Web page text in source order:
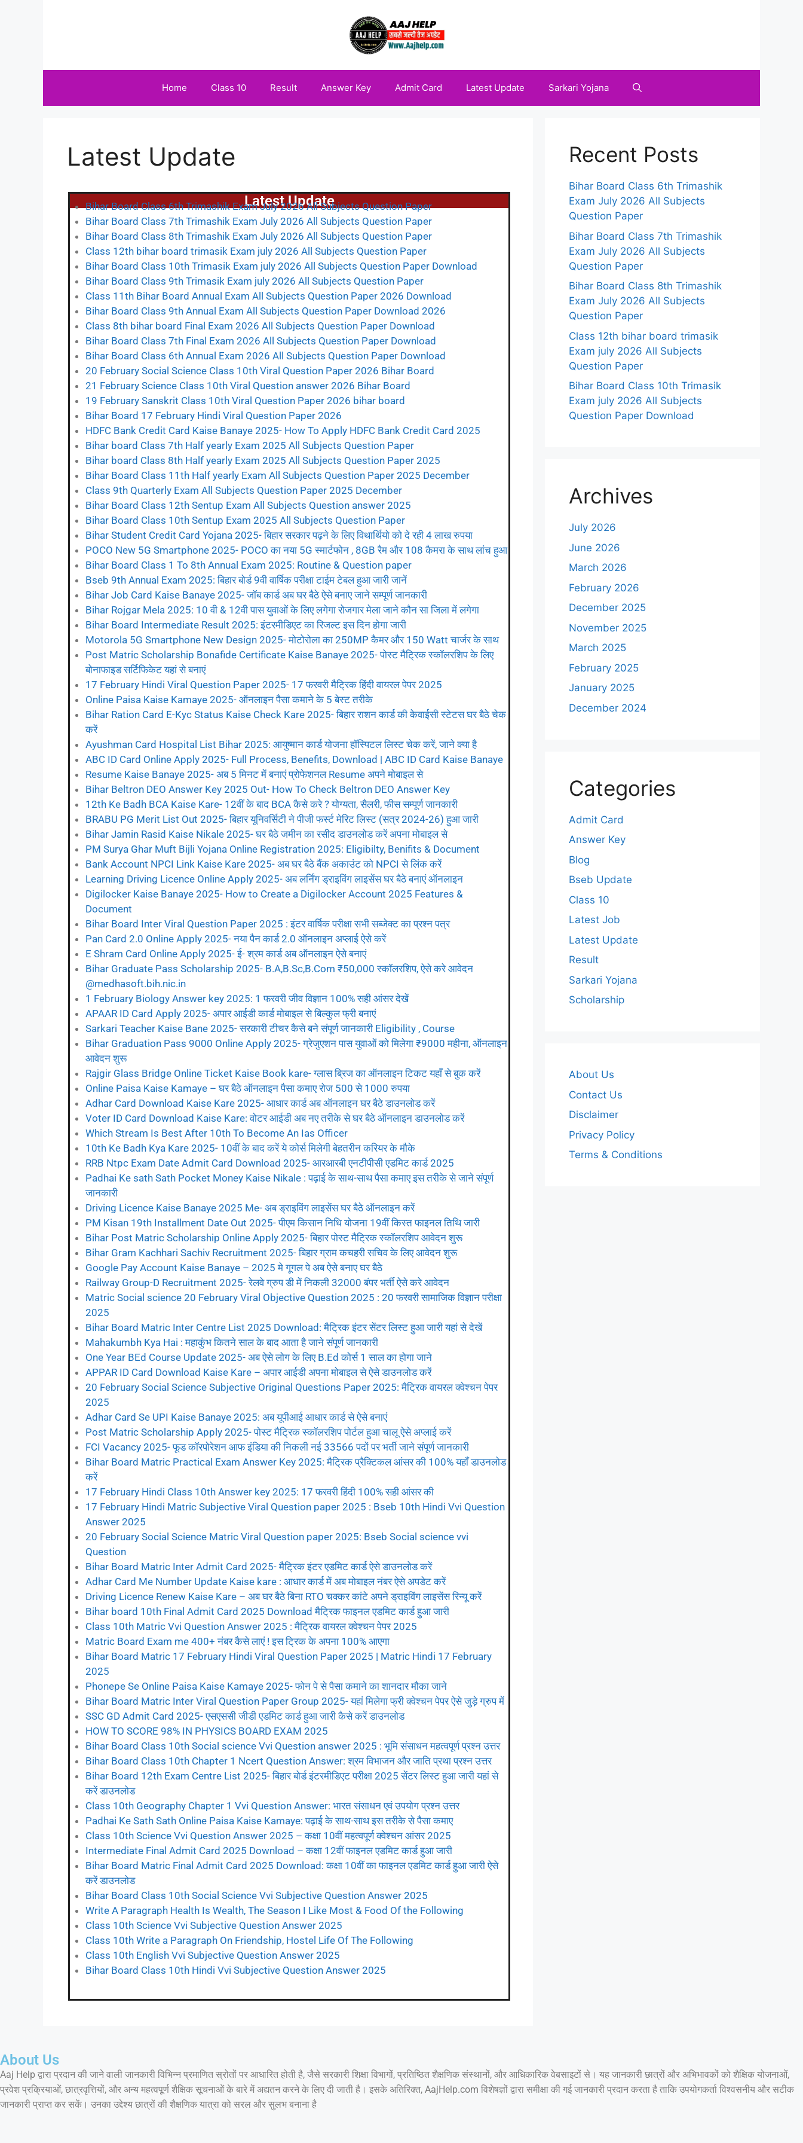
Home Class 10 Result Answer Key Admit Card Latest Update Sarkari Yojana
Latest Update
Latest Update
Bihar Board Class 6th Trimashik Exam July 2026 All Subjects Question Paper
Bihar Board Class 7th Trimashik Exam July 2026 All Subjects Question Paper
Bihar Board Class 8th Trimashik Exam July 2026 All Subjects Question Paper
Class 12th bihar board trimasik Exam july 2026 All Subjects Question Paper
Bihar Board Class 10th Trimasik Exam july 2026 All Subjects Question Paper Download
Bihar Board Class 9th Trimasik Exam july 2026 All Subjects Question Paper
Class 11th Bihar Board Annual Exam All Subjects Question Paper 2026 Download
Bihar Board Class 9th Annual Exam All Subjects Question Paper Download 2026
Class 8th bihar board Final Exam 2026 All Subjects Question Paper Download
Bihar Board Class 7th Final Exam 2026 All Subjects Question Paper Download
Bihar Board Class 6th Annual Exam 2026 All Subjects Question Paper Download
20 February Social Science Class 10th Viral Question Paper 2026 Bihar Board
21 February Science Class 10th Viral Question answer 2026 Bihar Board
19 February Sanskrit Class 10th Viral Question Paper 2026 bihar board
Bihar Board 17 February Hindi Viral Question Paper 2026
HDFC Bank Credit Card Kaise Banaye 2025- How To Apply HDFC Bank Credit Card 2025
Bihar board Class 7th Half yearly Exam 2025 All Subjects Question Paper
Bihar board Class 8th Half yearly Exam 2025 All Subjects Question Paper 2025
Bihar Board Class 11th Half yearly Exam All Subjects Question Paper 2025 December
Class 9th Quarterly Exam All Subjects Question Paper 2025 December
Bihar Board Class 12th Sentup Exam All Subjects Question answer 2025
Bihar Board Class 10th Sentup Exam 2025 All Subjects Question Paper
Bihar Student Credit Card Yojana 2025- बिहार सरकार पढ़ने के लिए विथार्थियो को दे रही 4 लाख रुपया
POCO New 5G Smartphone 2025- POCO का नया 5G स्मार्टफोन , 8GB रैम और 108 कैमरा के साथ लांच हुआ
Bihar Board Class 1 To 8th Annual Exam 2025: Routine & Question paper
Bseb 9th Annual Exam 2025: बिहार बोर्ड 9वी वार्षिक परीक्षा टाईम टेबल हुआ जारी जानें
Bihar Job Card Kaise Banaye 2025- जॉब कार्ड अब घर बैठे ऐसे बनाए जाने सम्पूर्ण जानकारी
Bihar Rojgar Mela 2025: 10 वी & 12वी पास युवाओं के लिए लगेगा रोजगार मेला जाने कौन सा जिला में लगेगा
Bihar Board Intermediate Result 2025: इंटरमीडिएट का रिजल्ट इस दिन होगा जारी
Motorola 5G Smartphone New Design 2025- मोटोरोला का 250MP कैमर और 150 Watt चार्जर के साथ
Post Matric Scholarship Bonafide Certificate Kaise Banaye 2025- पोस्ट मैट्रिक स्कॉलरशिप के लिए
बोनाफाइड सर्टिफिकेट यहां से बनाएं
17 February Hindi Viral Question Paper 2025- 17 फरवरी मैट्रिक हिंदी वायरल पेपर 2025
Online Paisa Kaise Kamaye 2025- ऑनलाइन पैसा कमाने के 5 बेस्ट तरीके
Bihar Ration Card E-Kyc Status Kaise Check Kare 2025- बिहार राशन कार्ड की केवाईसी स्टेटस घर बैठे चेक
करें
Ayushman Card Hospital List Bihar 2025: आयुष्मान कार्ड योजना हॉस्पिटल लिस्ट चेक करें, जाने क्या है
ABC ID Card Online Apply 2025- Full Process, Benefits, Download | ABC ID Card Kaise Banaye
Resume Kaise Banaye 2025- अब 5 मिनट में बनाएं प्रोफेशनल Resume अपने मोबाइल से
Bihar Beltron DEO Answer Key 2025 Out- How To Check Beltron DEO Answer Key
12th Ke Badh BCA Kaise Kare- 12वीं के बाद BCA कैसे करे ? योग्यता, सैलरी, फीस सम्पूर्ण जानकारी
BRABU PG Merit List Out 2025- बिहार यूनिवर्सिटी ने पीजी फर्स्ट मेरिट लिस्ट (सत्र 2024-26) हुआ जारी
Bihar Jamin Rasid Kaise Nikale 2025- घर बैठे जमीन का रसीद डाउनलोड करें अपना मोबाइल से
PM Surya Ghar Muft Bijli Yojana Online Registration 2025: Eligibilty, Benifits & Document
Bank Account NPCI Link Kaise Kare 2025- अब घर बैठे बैंक अकाउंट को NPCI से लिंक करें
Learning Driving Licence Online Apply 2025- अब लर्निंग ड्राइविंग लाइसेंस घर बैठे बनाएं ऑनलाइन
Digilocker Kaise Banaye 2025- How to Create a Digilocker Account 2025 Features &
Document
Bihar Board Inter Viral Question Paper 2025 : इंटर वार्षिक परीक्षा सभी सब्जेक्ट का प्रश्न पत्र
Pan Card 2.0 Online Apply 2025- नया पैन कार्ड 2.0 ऑनलाइन अप्लाई ऐसे करें
E Shram Card Online Apply 2025- ई- श्रम कार्ड अब ऑनलाइन ऐसे बनाएं
Bihar Graduate Pass Scholarship 2025- B.A,B.Sc,B.Com ₹50,000 स्कॉलरशिप, ऐसे करे आवेदन
@medhasoft.bih.nic.in
1 February Biology Answer key 2025: 1 फरवरी जीव विज्ञान 100% सही आंसर देखें
APAAR ID Card Apply 2025- अपार आईडी कार्ड मोबाइल से बिल्कुल फ्री बनाएं
Sarkari Teacher Kaise Bane 2025- सरकारी टीचर कैसे बने संपूर्ण जानकारी Eligibility , Course
Bihar Graduation Pass 9000 Online Apply 2025- ग्रेजुएशन पास युवाओं को मिलेगा ₹9000 महीना, ऑनलाइन
आवेदन शुरू
Rajgir Glass Bridge Online Ticket Kaise Book kare- ग्लास ब्रिज का ऑनलाइन टिकट यहाँ से बुक करें
Online Paisa Kaise Kamaye – घर बैठे ऑनलाइन पैसा कमाए रोज 500 से 1000 रुपया
Adhar Card Download Kaise Kare 2025- आधार कार्ड अब ऑनलाइन घर बैठे डाउनलोड करें
Voter ID Card Download Kaise Kare: वोटर आईडी अब नए तरीके से घर बैठे ऑनलाइन डाउनलोड करें
Which Stream Is Best After 10th To Become An Ias Officer
10th Ke Badh Kya Kare 2025- 10वीं के बाद करें ये कोर्स मिलेगी बेहतरीन करियर के मौके
RRB Ntpc Exam Date Admit Card Download 2025- आरआरबी एनटीपीसी एडमिट कार्ड 2025
Padhai Ke sath Sath Pocket Money Kaise Nikale : पढ़ाई के साथ-साथ पैसा कमाए इस तरीके से जाने संपूर्ण
जानकारी
Driving Licence Kaise Banaye 2025 Me- अब ड्राइविंग लाइसेंस घर बैठे ऑनलाइन करें
PM Kisan 19th Installment Date Out 2025- पीएम किसान निधि योजना 19वीं किस्त फाइनल तिथि जारी
Bihar Post Matric Scholarship Online Apply 2025- बिहार पोस्ट मैट्रिक स्कॉलरशिप आवेदन शुरू
Bihar Gram Kachhari Sachiv Recruitment 2025- बिहार ग्राम कचहरी सचिव के लिए आवेदन शुरू
Google Pay Account Kaise Banaye – 2025 मे गूगल पे अब ऐसे बनाए घर बैठे
Railway Group-D Recruitment 2025- रेलवे ग्रुप डी में निकली 32000 बंपर भर्ती ऐसे करे आवेदन
Matric Social science 20 February Viral Objective Question 2025 : 20 फरवरी सामाजिक विज्ञान परीक्षा
2025
Bihar Board Matric Inter Centre List 2025 Download: मैट्रिक इंटर सेंटर लिस्ट हुआ जारी यहां से देखें
Mahakumbh Kya Hai : महाकुंभ कितने साल के बाद आता है जाने संपूर्ण जानकारी
One Year BEd Course Update 2025- अब ऐसे लोग के लिए B.Ed कोर्स 1 साल का होगा जाने
APPAR ID Card Download Kaise Kare – अपार आईडी अपना मोबाइल से ऐसे डाउनलोड करें
20 February Social Science Subjective Original Questions Paper 2025: मैट्रिक वायरल क्वेश्चन पेपर
2025
Adhar Card Se UPI Kaise Banaye 2025: अब यूपीआई आधार कार्ड से ऐसे बनाएं
Post Matric Scholarship Apply 2025- पोस्ट मैट्रिक स्कॉलरशिप पोर्टल हुआ चालू ऐसे अप्लाई करें
FCI Vacancy 2025- फूड कॉरपोरेशन आफ इंडिया की निकली नई 33566 पदों पर भर्ती जाने संपूर्ण जानकारी
Bihar Board Matric Practical Exam Answer Key 2025: मैट्रिक प्रैक्टिकल आंसर की 100% यहाँ डाउनलोड
करें
17 February Hindi Class 10th Answer key 2025: 17 फरवरी हिंदी 100% सही आंसर की
17 February Hindi Matric Subjective Viral Question paper 2025 : Bseb 10th Hindi Vvi Question
Answer 2025
20 February Social Science Matric Viral Question paper 2025: Bseb Social science vvi
Question
Bihar Board Matric Inter Admit Card 2025- मैट्रिक इंटर एडमिट कार्ड ऐसे डाउनलोड करें
Adhar Card Me Number Update Kaise kare : आधार कार्ड में अब मोबाइल नंबर ऐसे अपडेट करें
Driving Licence Renew Kaise Kare – अब घर बैठे बिना RTO चक्कर कांटे अपने ड्राइविंग लाइसेंस रिन्यू करें
Bihar board 10th Final Admit Card 2025 Download मैट्रिक फाइनल एडमिट कार्ड हुआ जारी
Class 10th Matric Vvi Question Answer 2025 : मैट्रिक वायरल क्वेश्चन पेपर 2025
Matric Board Exam me 400+ नंबर कैसे लाएं ! इस ट्रिक के अपना 100% आएगा
Bihar Board Matric 17 February Hindi Viral Question Paper 2025 | Matric Hindi 17 February
2025
Phonepe Se Online Paisa Kaise Kamaye 2025- फोन पे से पैसा कमाने का शानदार मौका जाने
Bihar Board Matric Inter Viral Question Paper Group 2025- यहां मिलेगा फ्री क्वेश्चन पेपर ऐसे जुड़े ग्रुप में
SSC GD Admit Card 2025- एसएससी जीडी एडमिट कार्ड हुआ जारी कैसे करें डाउनलोड
HOW TO SCORE 98% IN PHYSICS BOARD EXAM 2025
Bihar Board Class 10th Social science Vvi Question answer 2025 : भूमि संसाधन महत्वपूर्ण प्रश्न उत्तर
Bihar Board Class 10th Chapter 1 Ncert Question Answer: श्रम विभाजन और जाति प्रथा प्रश्न उत्तर
Bihar Board 12th Exam Centre List 2025- बिहार बोर्ड इंटरमीडिएट परीक्षा 2025 सेंटर लिस्ट हुआ जारी यहां से
करें डाउनलोड
Class 10th Geography Chapter 1 Vvi Question Answer: भारत संसाधन एवं उपयोग प्रश्न उत्तर
Padhai Ke Sath Sath Online Paisa Kaise Kamaye: पढ़ाई के साथ-साथ इस तरीके से पैसा कमाए
Class 10th Science Vvi Question Answer 2025 – कक्षा 10वीं महत्वपूर्ण क्वेश्चन आंसर 2025
Intermediate Final Admit Card 2025 Download – कक्षा 12वीं फाइनल एडमिट कार्ड हुआ जारी
Bihar Board Matric Final Admit Card 2025 Download: कक्षा 10वीं का फाइनल एडमिट कार्ड हुआ जारी ऐसे
करें डाउनलोड
Bihar Board Class 10th Social Science Vvi Subjective Question Answer 2025
Write A Paragraph Health Is Wealth, The Season I Like Most & Food Of the Following
Class 10th Science Vvi Subjective Question Answer 2025
Class 10th Write a Paragraph On Friendship, Hostel Life Of The Following
Class 10th English Vvi Subjective Question Answer 2025
Bihar Board Class 10th Hindi Vvi Subjective Question Answer 2025
Recent Posts
Bihar Board Class 6th Trimashik
Exam July 2026 All Subjects
Question Paper
Bihar Board Class 7th Trimashik
Exam July 2026 All Subjects
Question Paper
Bihar Board Class 8th Trimashik
Exam July 2026 All Subjects
Question Paper
Class 12th bihar board trimasik
Exam july 2026 All Subjects
Question Paper
Bihar Board Class 10th Trimasik
Exam july 2026 All Subjects
Question Paper Download
Archives
July 2026
June 2026
March 2026
February 2026
December 2025
November 2025
March 2025
February 2025
January 2025
December 2024
Categories
Admit Card
Answer Key
Blog
Bseb Update
Class 10
Latest Job
Latest Update
Result
Sarkari Yojana
Scholarship
About Us
Contact Us
Disclaimer
Privacy Policy
Terms & Conditions
About Us
Aaj Help द्वारा प्रदान की जाने वाली जानकारी विभिन्न प्रमाणित स्रोतों पर आधारित होती है, जैसे सरकारी शिक्षा विभागों, प्रतिष्ठित शैक्षणिक संस्थानों, और आधिकारिक वेबसाइटों से। यह जानकारी छात्रों और अभिभावकों को शैक्षिक योजनाओं,
प्रवेश प्रक्रियाओं, छात्रवृत्तियों, और अन्य महत्वपूर्ण शैक्षिक सूचनाओं के बारे में अद्यतन करने के लिए दी जाती है। इसके अतिरिक्त, AajHelp.com विशेषज्ञों द्वारा समीक्षा की गई जानकारी प्रदान करता है ताकि उपयोगकर्ता विश्वसनीय और सटीक
जानकारी प्राप्त कर सकें। उनका उद्देश्य छात्रों की शैक्षणिक यात्रा को सरल और सुलभ बनाना है